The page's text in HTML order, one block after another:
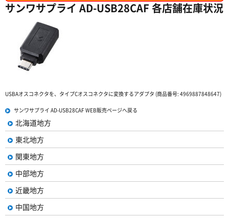
サンワサプライ AD-USB28CAF 各店舗在庫状況
USBAオスコネクタを、タイプCオスコネクタに変換するアダプタ (商品番号: 4969887848647)
サンワサプライ AD-USB28CAF WEB販売ページへ戻る
北海道地方
東北地方
関東地方
中部地方
近畿地方
中国地方